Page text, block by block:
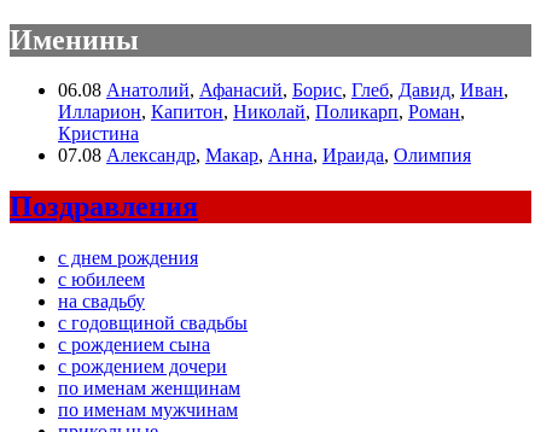
Именины
06.08 Анатолий, Афанасий, Борис, Глеб, Давид, Иван,
Илларион, Капитон, Николай, Поликарп, Роман,
Кристина
07.08 Александр, Макар, Анна, Ираида, Олимпия
Поздравления
с днем рождения
с юбилеем
на свадьбу
с годовщиной свадьбы
с рождением сына
с рождением дочери
по именам женщинам
по именам мужчинам